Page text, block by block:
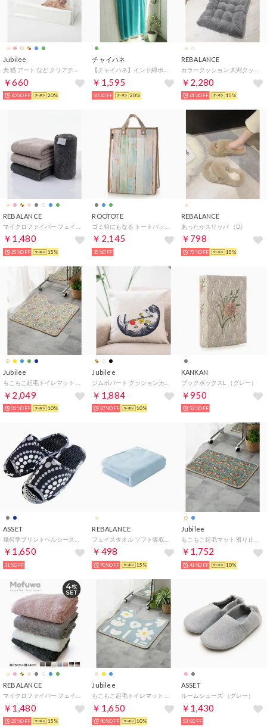
Jubilee
￥660
60%OFF 20%
チャイハネ
￥1,595
50%OFF 20%
REBALANCE
￥2,280
61%OFF 15%
REBALANCE
￥1,480
25%OFF 15%
ROOTOTE
￥2,145
35%OFF
REBALANCE
あったかスリッパ （D）
￥798
73%OFF 15%
Jubilee
￥2,049
31%OFF 10%
Jubilee
￥1,884
37%OFF 10%
KANKAN
ブックボックスL （グレー）
￥950
52%OFF
ASSET
￥1,650
31%OFF
REBALANCE
￥498
70%OFF 15%
Jubilee
￥1,752
41%OFF 10%
REBALANCE
￥1,480
25%OFF 15%
Jubilee
￥1,650
40%OFF 10%
ASSET
ルームシューズ （グレー）
￥1,430
53%OFF